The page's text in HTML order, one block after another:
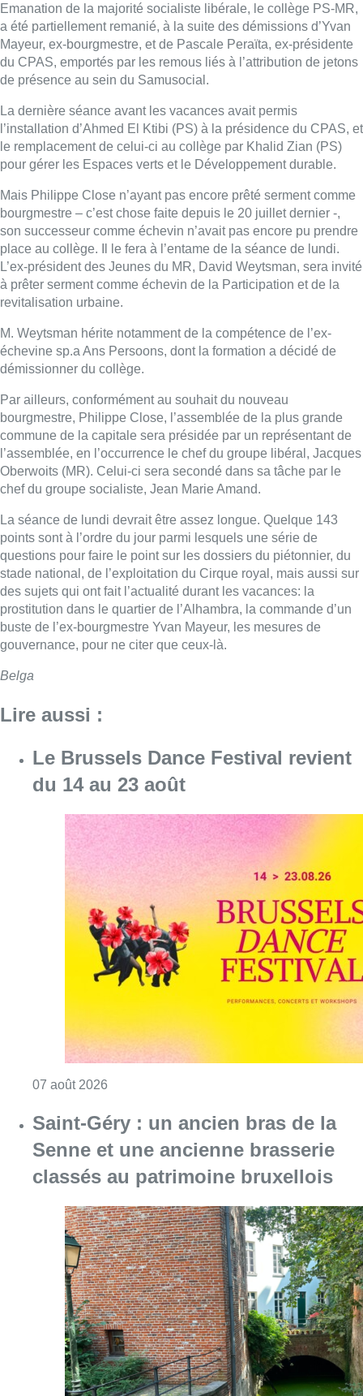
Emanation de la majorité socialiste libérale, le collège PS-MR,
a été partiellement remanié, à la suite des démissions d’Yvan
Mayeur, ex-bourgmestre, et de Pascale Peraïta, ex-présidente
du CPAS, emportés par les remous liés à l’attribution de jetons
de présence au sein du Samusocial.
La dernière séance avant les vacances avait permis
l’installation d’Ahmed El Ktibi (PS) à la présidence du CPAS, et
le remplacement de celui-ci au collège par Khalid Zian (PS)
pour gérer les Espaces verts et le Développement durable.
Mais Philippe Close n’ayant pas encore prêté serment comme
bourgmestre – c’est chose faite depuis le 20 juillet dernier -,
son successeur comme échevin n’avait pas encore pu prendre
place au collège. Il le fera à l’entame de la séance de lundi.
L’ex-président des Jeunes du MR, David Weytsman, sera invité
à prêter serment comme échevin de la Participation et de la
revitalisation urbaine.
M. Weytsman hérite notamment de la compétence de l’ex-
échevine sp.a Ans Persoons, dont la formation a décidé de
démissionner du collège.
Par ailleurs, conformément au souhait du nouveau
bourgmestre, Philippe Close, l’assemblée de la plus grande
commune de la capitale sera présidée par un représentant de
l’assemblée, en l’occurrence le chef du groupe libéral, Jacques
Oberwoits (MR). Celui-ci sera secondé dans sa tâche par le
chef du groupe socialiste, Jean Marie Amand.
La séance de lundi devrait être assez longue. Quelque 143
points sont à l’ordre du jour parmi lesquels une série de
questions pour faire le point sur les dossiers du piétonnier, du
stade national, de l’exploitation du Cirque royal, mais aussi sur
des sujets qui ont fait l’actualité durant les vacances: la
prostitution dans le quartier de l’Alhambra, la commande d’un
buste de l’ex-bourgmestre Yvan Mayeur, les mesures de
gouvernance, pour ne citer que ceux-là.
Belga
Lire aussi :
Le Brussels Dance Festival revient
du 14 au 23 août
07 août 2026
Saint-Géry : un ancien bras de la
Senne et une ancienne brasserie
classés au patrimoine bruxellois